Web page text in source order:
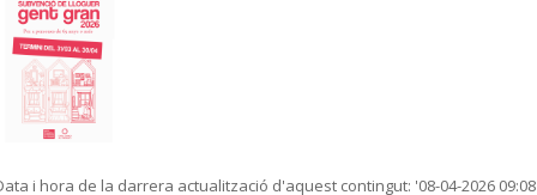
i hora de la darrera actualització d'aquest contingut: '08-04-2026 09:08